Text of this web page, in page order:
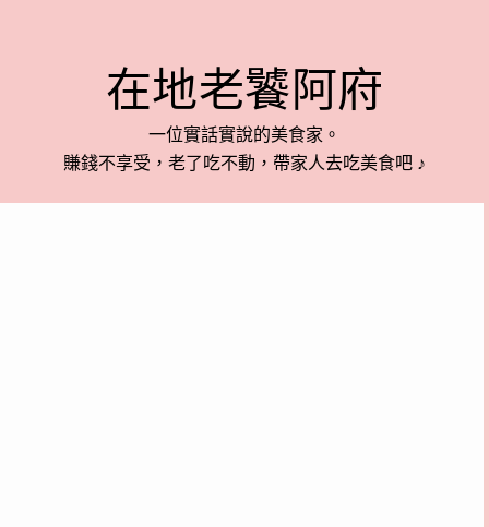
在地老饕阿府
一位實話實說的美食家。
賺錢不享受，老了吃不動，帶家人去吃美食吧 ♪